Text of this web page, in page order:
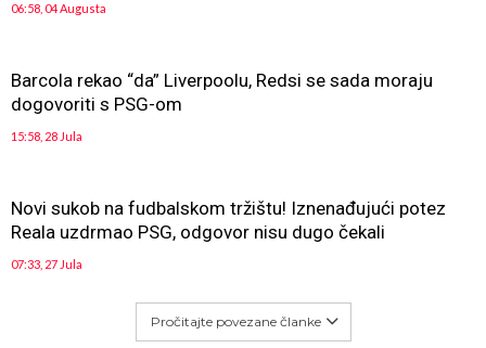
06:58, 04 Augusta
Barcola rekao “da” Liverpoolu, Redsi se sada moraju
dogovoriti s PSG-om
15:58, 28 Jula
Novi sukob na fudbalskom tržištu! Iznenađujući potez
Reala uzdrmao PSG, odgovor nisu dugo čekali
07:33, 27 Jula
Pročitajte povezane članke